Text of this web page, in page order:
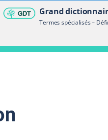
Grand
Termes spécialisés –